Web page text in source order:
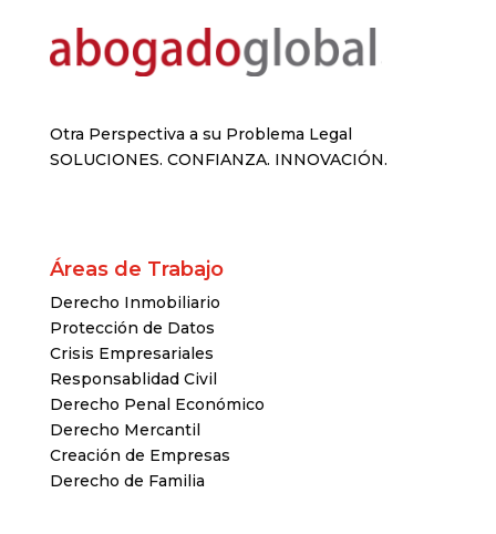
Otra Perspectiva a su Problema Legal
SOLUCIONES. CONFIANZA. INNOVACIÓN.
Áreas de Trabajo
Derecho Inmobiliario
Protección de Datos
Crisis Empresariales
Responsablidad Civil
Derecho Penal Económico
Derecho Mercantil
Creación de Empresas
Derecho de Familia